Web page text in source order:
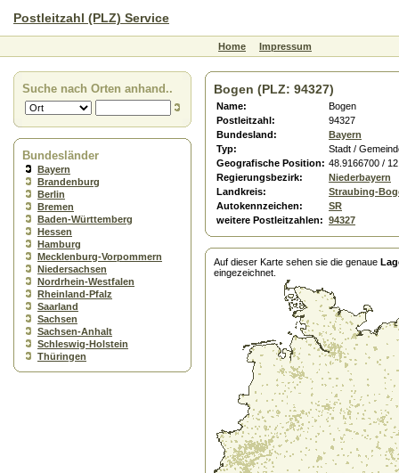
Postleitzahl (PLZ) Service
Home Impressum
Suche nach Orten anhand..
Bundesländer
Bayern
Brandenburg
Berlin
Bremen
Baden-Württemberg
Hessen
Hamburg
Mecklenburg-Vorpommern
Niedersachsen
Nordrhein-Westfalen
Rheinland-Pfalz
Saarland
Sachsen
Sachsen-Anhalt
Schleswig-Holstein
Thüringen
Bogen (PLZ: 94327)
Name:
Bogen
Postleitzahl:
94327
Bundesland:
Bayern
Typ:
Stadt /
Geografische Position: 48.9166700 /
Regierungsbezirk:
Niederbayern
Landkreis:
Straubing-
Autokennzeichen:
SR
weitere Postleitzahlen: 94327
Auf dieser Karte sehen sie die genaue
eingezeichnet.